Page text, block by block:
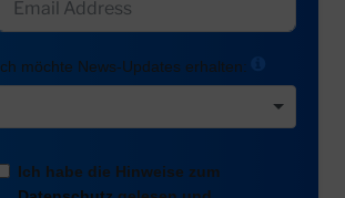
möchte News-Updates erhalten:
Ich habe die Hinweise zum